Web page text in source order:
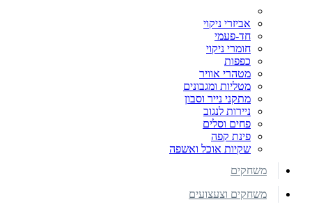
אביזרי ניקוי
חד-פעמי
חומרי ניקוי
כפפות
מטהרי אוויר
מטליות ומגבונים
מתקני נייר וסבון
ניירות לנגוב
פחים וסלים
פינת קפה
שקיות אוכל ואשפה
משחקים
משחקים וצעצועים